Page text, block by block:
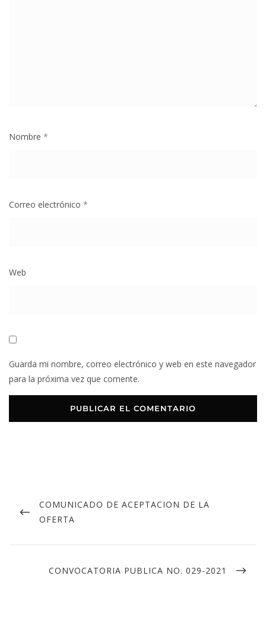
Nombre *
Correo electrónico *
Web
Guarda mi nombre, correo electrónico y web en este navegador
para la próxima vez que comente.
COMUNICADO DE ACEPTACION DE LA
OFERTA
CONVOCATORIA PUBLICA NO. 029-2021